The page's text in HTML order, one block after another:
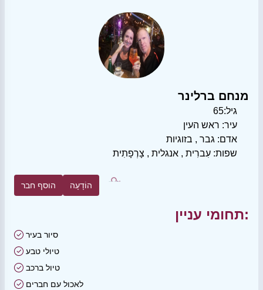
מנחם ברלינר
גיל:65
עיר: ראש העין
אדם: גבר , בזוגיות
שפות: עִברִית , אנגלית , צָרְפָתִית
הוסף חבר הוֹדָעָה
תחומי עניין:
סיור בעיר
טיולי טבע
טיול ברכב
לאכול עם חברים